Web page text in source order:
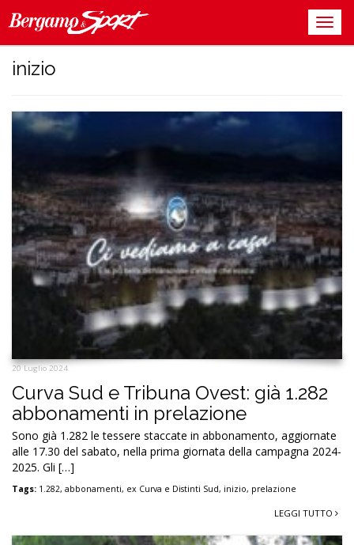
inizio
20 Luglio 2024
Curva Sud e Tribuna Ovest: già 1.282
abbonamenti in prelazione
Sono già 1.282 le tessere staccate in abbonamento, aggiornate
alle 17.30 del sabato, nella prima giornata della campagna 2024-
2025. Gli […]
Tags: 1.282, abbonamenti, ex Curva e Distinti Sud, inizio, prelazione
LEGGI TUTTO